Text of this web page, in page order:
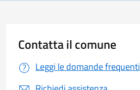
Contatta il comune
Leggi le domande frequenti